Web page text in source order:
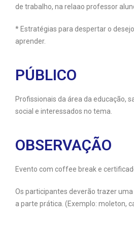
de trabalho, na relaao professor
* Estratégias para despertar o
aprender.
PÚBLICO
Profissionais da área da educação,
social e interessados no tema.
OBSERVAÇÃO
Evento com coffee break e
Os participantes deverão trazer
a parte prática. (Exemplo: moleton,